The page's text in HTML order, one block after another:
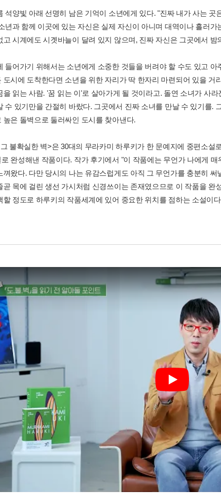
석양빛 아래 선명히 남은 기억이 소년에게 있다. "진짜 내가 사는 곳
년과 함께 이곳에 있는 자신은 실제 자신이 아니며 대역이나 흘러
고 시계에도 시곗바늘이 달려 있지 않으며, 진짜 자신은 그곳에서 밤
들어가기 위해서는 소년에게 소중한 것들을 버려야 할 수도 있고
도시에 도착한다면 소년을 위한 자리가 딱 한자리 마련되어 있을 거
을 읽는 사람. '꿈 읽는 이'로 살아가게 될 것이라고. 돌연 소녀가 사
수 있기만을 간절히 바랐다. 그곳에서 진짜 소녀를 만날 수 있기를.
높은 돌벽으로 둘러싸인 도시를 찾아낸다.
불확실한 벽>은 30대의 무라카미 하루키가 한 문예지에 중편소설
완성해낸 작품이다. 작가 후기에서 "이 작품에는 무언가 나에게
껴왔다. 다만 당시의 나는 유감스럽게도 아직 그 무언가를 충분히
곧 목에 걸린 생선 가시처럼 신경쓰이는 존재였으므로 이 작품을 완
할 정도로 하루키의 작품세계에 있어 중요한 위치를 점하는 소설이
Play